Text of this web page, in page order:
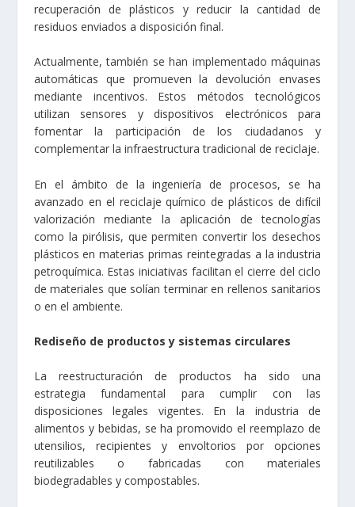
recuperación de plásticos y reducir la cantidad de
residuos enviados a disposición final.
Actualmente, también se han implementado máquinas
automáticas que promueven la devolución envases
mediante incentivos. Estos métodos tecnológicos
utilizan sensores y dispositivos electrónicos para
fomentar la participación de los ciudadanos y
complementar la infraestructura tradicional de reciclaje.
En el ámbito de la ingeniería de procesos, se ha
avanzado en el reciclaje químico de plásticos de difícil
valorización mediante la aplicación de tecnologías
como la pirólisis, que permiten convertir los desechos
plásticos en materias primas reintegradas a la industria
petroquímica. Estas iniciativas facilitan el cierre del ciclo
de materiales que solían terminar en rellenos sanitarios
o en el ambiente.
Rediseño de productos y sistemas circulares
La reestructuración de productos ha sido una
estrategia fundamental para cumplir con las
disposiciones legales vigentes. En la industria de
alimentos y bebidas, se ha promovido el reemplazo de
utensilios, recipientes y envoltorios por opciones
reutilizables o fabricadas con materiales
biodegradables y compostables.